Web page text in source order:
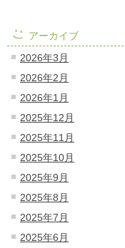
アーカイブ
2026年3月
2026年2月
2026年1月
2025年12月
2025年11月
2025年10月
2025年9月
2025年8月
2025年7月
2025年6月